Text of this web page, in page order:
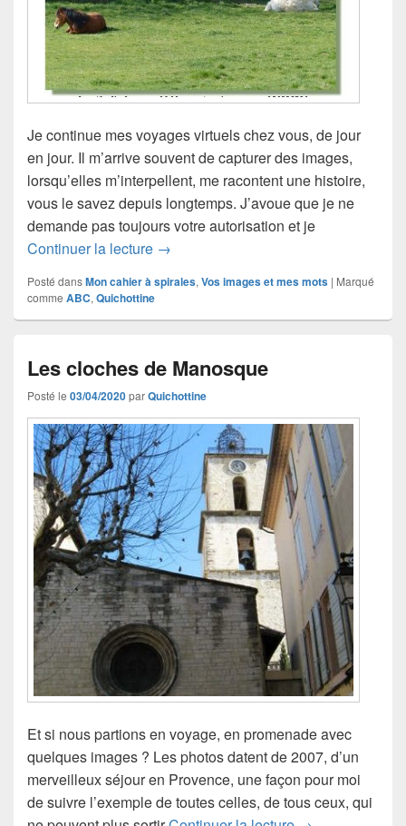
Je continue mes voyages virtuels chez vous, de jour
en jour. Il m’arrive souvent de capturer des images,
lorsqu’elles m’interpellent, me racontent une histoire,
vous le savez depuis longtemps. J’avoue que je ne
demande pas toujours votre autorisation et je
Continuer la lecture Yin et Yang, avec ABC
→
Posté dansMon cahier à spirales, Vos images et mes mots | Marqué
comme ABC, Quichottine
Les cloches de Manosque
Posté le 03/04/2020parQuichottine
Et si nous partions en voyage, en promenade avec
quelques images ? Les photos datent de 2007, d’un
merveilleux séjour en Provence, une façon pour moi
de suivre l’exemple de toutes celles, de tous ceux, qui